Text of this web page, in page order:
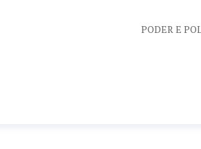
PODER E